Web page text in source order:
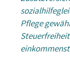
Pflege